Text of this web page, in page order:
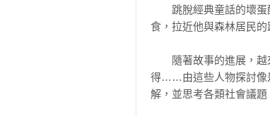
感有很多都是源自於平
和「食材小知識」也就
這是一本食物的療癒之
你自己的味道。
食譜：喀滋喀滋花椰菜
理）
小公民想一想：文化理
第六章
跳脫經典童話的壞蛋
食，拉近他與森林居民
隨著故事的進展，越
得……由這些人物探討像
解，並思考各類社會議